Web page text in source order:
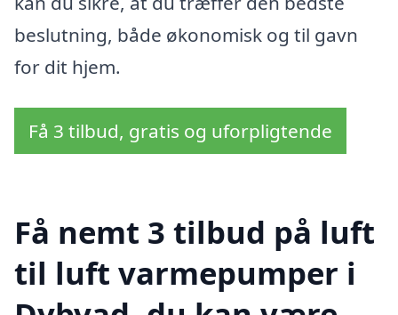
beslutning, både økonomisk og til gavn
for dit hjem.
Få 3 tilbud, gratis og uforpligtende
Få nemt 3 tilbud på luft
til luft varmepumper i